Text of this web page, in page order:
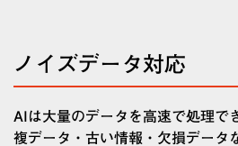
ノイズデータ対応
AIは大量のデータを高速で処理で
複データ・古い情報・欠損データ